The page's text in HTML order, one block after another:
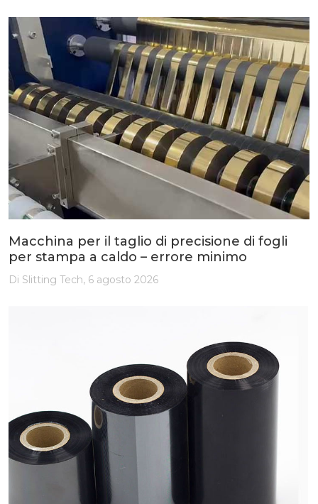
Macchina per il taglio di precisione di fogli
per stampa a caldo – errore minimo
Di Slitting Tech, 6 agosto 2026